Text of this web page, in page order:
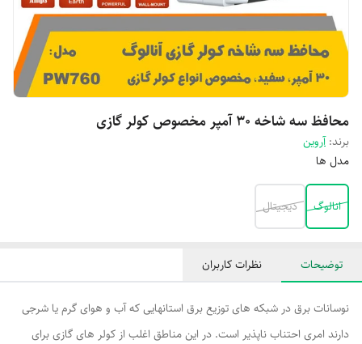
محافظ سه شاخه 30 آمپر مخصوص کولر گازی
برند: آروین
مدل ها
انالوگ دیجیتال
توضیحات نظرات کاربران
نوسانات برق در شبکه های توزیع برق استانهایی که آب و هوای گرم یا شرجی
دارند امری احتناب ناپذیر است. در این مناطق اغلب از کولر های گازی برای